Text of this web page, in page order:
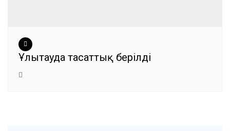
Ұлытауда тасаттық берілді